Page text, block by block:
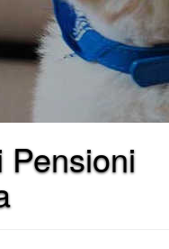
Pensioni